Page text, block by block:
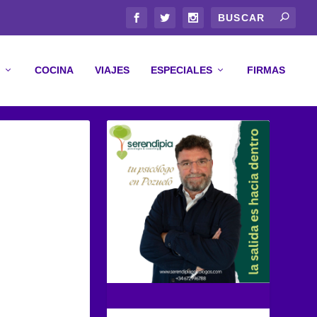
COCINA VIAJES ESPECIALES FIRMAS